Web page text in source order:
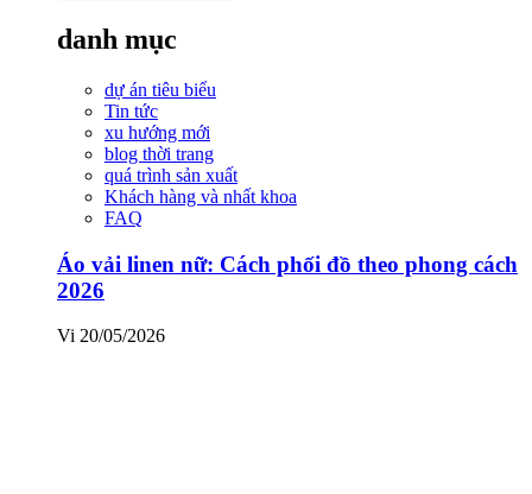
danh mục
dự án tiêu biểu
Tin tức
xu hướng mới
blog thời trang
quá trình sản xuất
Khách hàng và nhất khoa
FAQ
Áo vải linen nữ: Cách phối đồ theo phong cách
2026
Vi 20/05/2026